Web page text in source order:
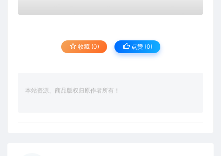
收藏 (0) 点赞 (0)
本站资源、商品版权归原作者所有！